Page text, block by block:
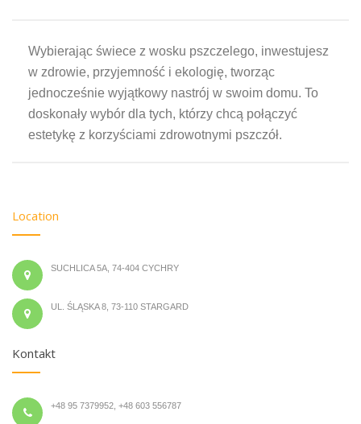
Wybierając świece z wosku pszczelego, inwestujesz
w zdrowie, przyjemność i ekologię, tworząc
jednocześnie wyjątkowy nastrój w swoim domu. To
doskonały wybór dla tych, którzy chcą połączyć
estetykę z korzyściami zdrowotnymi pszczół.
Location
SUCHLICA 5A, 74-404 CYCHRY
UL. ŚLĄSKA 8, 73-110 STARGARD
Kontakt
+48 95 7379952, +48 603 556787